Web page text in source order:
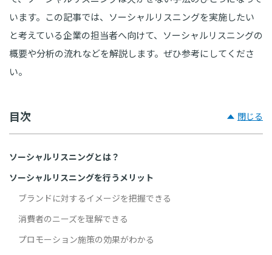
います。この記事では、ソーシャルリスニングを実施したい
と考えている企業の担当者へ向けて、ソーシャルリスニングの
概要や分析の流れなどを解説します。ぜひ参考にしてくださ
い。
目次 閉じる
ソーシャルリスニングとは？
ソーシャルリスニングを行うメリット
ブランドに対するイメージを把握できる
消費者のニーズを理解できる
プロモーション施策の効果がわかる